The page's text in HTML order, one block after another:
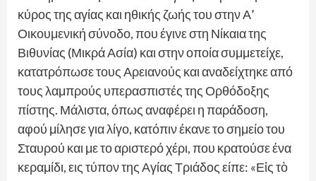
κύρος της αγίας και ηθικής ζωής του στην Α’
Οικουμενική σύνοδο, που έγινε στη Νίκαια της
Βιθυνίας (Μικρά Ασία) και στην οποία συμμετείχε,
κατατρόπωσε τους Αρειανούς και αναδείχτηκε από
τους λαμπρούς υπερασπιστές της Ορθόδοξης
πίστης. Μάλιστα, όπως αναφέρει η παράδοση,
αφού μίλησε για λίγο, κατόπιν έκανε το σημείο του
Σταυρού και με το αριστερό χέρι, που κρατούσε ένα
κεραμίδι, εις τύπον της Αγίας Τριάδος είπε: «Εἰς τὸ